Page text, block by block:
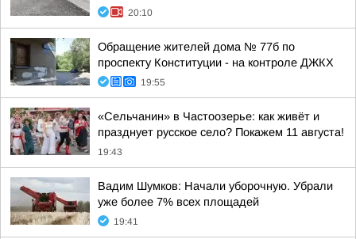
20:10
Обращение жителей дома № 77б по
проспекту Конституции - на контроле ДЖКХ
19:55
«Сельчанин» в Частоозерье: как живёт и
празднует русское село? Покажем 11 августа!
19:43
Вадим Шумков: Начали уборочную. Убрали
уже более 7% всех площадей
19:41